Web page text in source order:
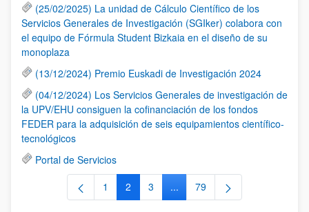
(25/02/2025) La unidad de Cálculo Científico de los
Servicios Generales de Investigación (SGIker) colabora con
el equipo de Fórmula Student Bizkaia en el diseño de su
monoplaza
(13/12/2024) Premio Euskadi de Investigación 2024
(04/12/2024) Los Servicios Generales de investigación de
la UPV/EHU consiguen la cofinanciación de los fondos
FEDER para la adquisición de seis equipamientos científico-
tecnológicos
Portal de Servicios
Página
1 Página
2 Página
3 ...Páginas intermedias Use TAB
Página
79